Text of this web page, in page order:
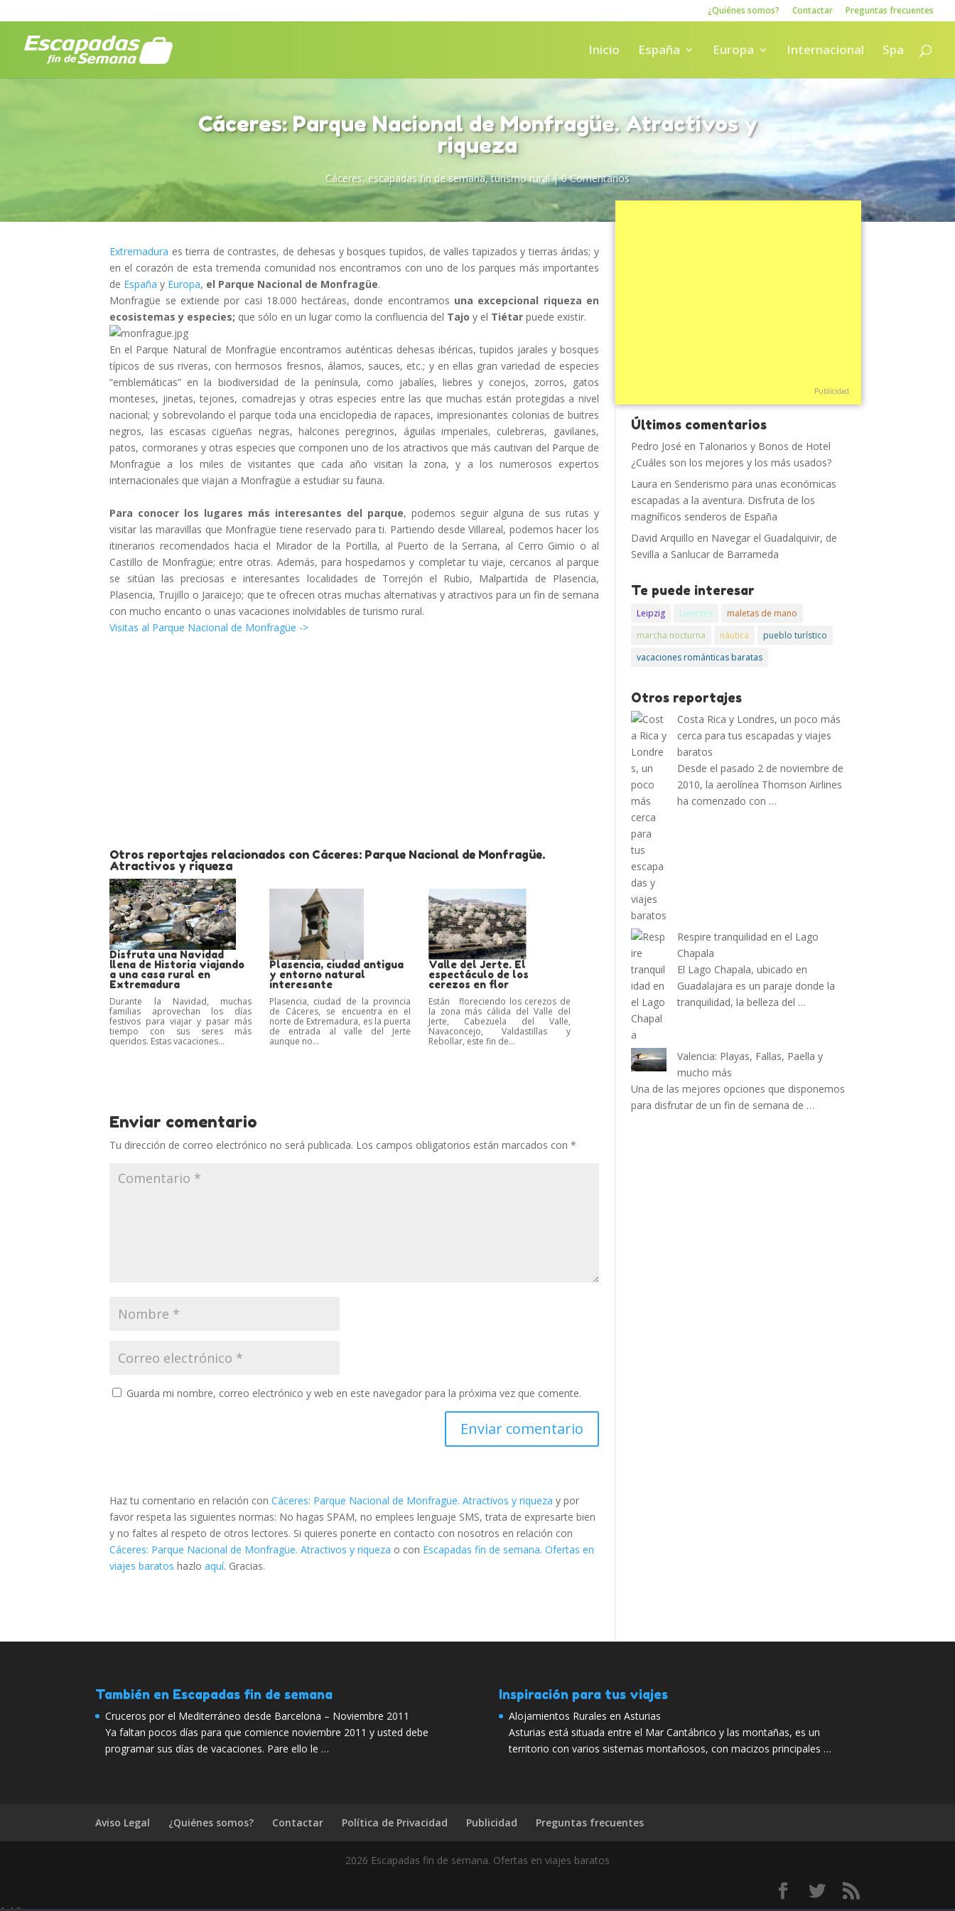
¿Quiénes somos? Contactar Preguntas frecuentes
Inicio España Europa Internacional Spa
Cáceres: Parque Nacional de Monfragüe. Atractivos y
riqueza
Cáceres, escapadas fin de semana,turismo rural|0 Comentarios
Extremadura es tierra de contrastes, de dehesas y bosques tupidos, de valles tapizados y tierras áridas; y
en el corazón de esta tremenda comunidad nos encontramos con uno de los parques más importantes
de España y Europa, el Parque Nacional de Monfragüe.
Monfragüe se extiende por casi 18.000 hectáreas, donde encontramos una excepcional riqueza en
ecosistemas y especies; que sólo en un lugar como la confluencia del Tajo y el Tiétar puede existir.
En el Parque Natural de Monfragüe encontramos auténticas dehesas ibéricas, tupidos jarales y bosques
típicos de sus riveras, con hermosos fresnos, álamos, sauces, etc.; y en ellas gran variedad de especies
“emblemáticas” en la biodiversidad de la península, como jabalíes, liebres y conejos, zorros, gatos
monteses, jinetas, tejones, comadrejas y otras especies entre las que muchas están protegidas a nivel
nacional; y sobrevolando el parque toda una enciclopedia de rapaces, impresionantes colonias de buitres
negros, las escasas cigüeñas negras, halcones peregrinos, águilas imperiales, culebreras, gavilanes,
patos, cormoranes y otras especies que componen uno de los atractivos que más cautivan del Parque de
Monfragüe a los miles de visitantes que cada año visitan la zona, y a los numerosos expertos
internacionales que viajan a Monfragüe a estudiar su fauna.
Para conocer los lugares más interesantes del parque, podemos seguir alguna de sus rutas y
visitar las maravillas que Monfragüe tiene reservado para ti. Partiendo desde Villareal, podemos hacer los
itinerarios recomendados hacia el Mirador de la Portilla, al Puerto de la Serrana, al Cerro Gimio o al
Castillo de Monfragüe; entre otras. Además, para hospedarnos y completar tu viaje, cercanos al parque
se sitúan las preciosas e interesantes localidades de Torrejón el Rubio, Malpartida de Plasencia,
Plasencia, Trujillo o Jaraicejo; que te ofrecen otras muchas alternativas y atractivos para un fin de semana
con mucho encanto o unas vacaciones inolvidables de turismo rural.
Visitas al Parque Nacional de Monfragüe ->
Otros reportajes relacionados con Cáceres: Parque Nacional de Monfragüe.
Atractivos y riqueza
Disfruta una Navidad
llena de Historia viajando
a una casa rural en
Extremadura
Durante la Navidad, muchas
familias aprovechan los días
festivos para viajar y pasar más
tiempo con sus seres más
queridos. Estas vacaciones...
Plasencia, ciudad antigua
y entorno natural
interesante
Plasencia, ciudad de la provincia
de Cáceres, se encuentra en el
norte de Extremadura, es la puerta
de entrada al valle del Jerte
aunque no...
Valle del Jerte. El
espectáculo de los
cerezos en flor
Están floreciendo los cerezos de
la zona más cálida del Valle del
Jerte, Cabezuela del Valle,
Navaconcejo, Valdastillas y
Rebollar, este fin de...
Enviar comentario
Tu dirección de correo electrónico no será publicada. Los campos obligatorios están marcados con*
Guarda mi nombre, correo electrónico y web en este navegador para la próxima vez que comente.
Haz tu comentario en relación conCáceres: Parque Nacional de Monfragüe. Atractivos y riqueza y por
favor respeta las siguientes normas: No hagas SPAM, no emplees lenguaje SMS, trata de expresarte bien
y no faltes al respeto de otros lectores. Si quieres ponerte en contacto con nosotros en relación con
Cáceres: Parque Nacional de Monfragüe. Atractivos y riqueza o con Escapadas fin de semana. Ofertas en
viajes baratos hazloaquí. Gracias.
Publicidad
Últimos comentarios
Pedro José en Talonarios y Bonos de Hotel
¿Cuáles son los mejores y los más usados?
Laura en Senderismo para unas económicas
escapadas a la aventura. Disfruta de los
magníficos senderos de España
David Arquillo en Navegar el Guadalquivir, de
Sevilla a Sanlucar de Barrameda
Te puede interesar
Leipzig Liencres
maletas de mano
marcha nocturna
náutica
pueblo turístico
vacaciones románticas baratas
Otros reportajes
Costa Rica y Londres, un poco más
cerca para tus escapadas y viajes
baratos
Desde el pasado 2 de noviembre de
2010, la aerolínea Thomson Airlines
ha comenzado con …
Respire tranquilidad en el Lago
Chapala
El Lago Chapala, ubicado en
Guadalajara es un paraje donde la
tranquilidad, la belleza del …
Valencia: Playas, Fallas, Paella y
mucho más
Una de las mejores opciones que disponemos
para disfrutar de un fin de semana de …
También en Escapadas fin de semana
Cruceros por el Mediterráneo desde Barcelona – Noviembre 2011
Ya faltan pocos días para que comience noviembre 2011 y usted debe
programar sus días de vacaciones. Pare ello le …
Inspiración para tus viajes
Alojamientos Rurales en Asturias
Asturias está situada entre el Mar Cantábrico y las montañas, es un
territorio con varios sistemas montañosos, con macizos principales …
Aviso Legal ¿Quiénes somos? Contactar Política de Privacidad Publicidad Preguntas frecuentes
2026 Escapadas fin de semana. Ofertas en viajes baratos